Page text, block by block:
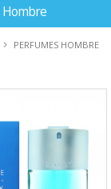
Hombre
PERFUMES HOMBRE